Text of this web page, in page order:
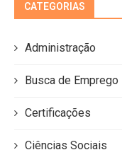
CATEGORIAS
Administração
Busca de Emprego
Certificações
Ciências Sociais